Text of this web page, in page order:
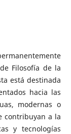
Filosofía de la
está destinada
hacia las
modernas o
contribuyan a la
y tecnologías